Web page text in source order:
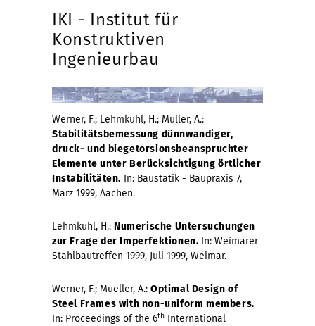
IKI - Institut für
Konstruktiven
Ingenieurbau
Werner, F.; Lehmkuhl, H.; Müller, A.:
Stabilitätsbemessung dünnwandiger,
druck- und biegetorsionsbeanspruchter
Elemente unter Berücksichtigung örtlicher
Instabilitäten. In: Baustatik - Baupraxis 7,
März 1999, Aachen.
Lehmkuhl, H.: Numerische Untersuchungen
zur Frage der Imperfektionen. In: Weimarer
Stahlbautreffen 1999, Juli 1999, Weimar.
Werner, F.; Mueller, A.: Optimal Design of
Steel Frames with non-uniform members.
In: Proceedings of the 6th International